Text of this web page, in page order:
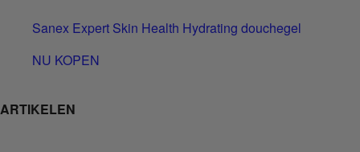
Sanex Expert Skin Health Hydrating douchegel
NU KOPEN
ARTIKELEN